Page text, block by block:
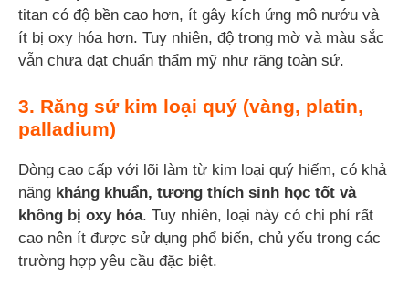
titan có độ bền cao hơn, ít gây kích ứng mô nướu và
ít bị oxy hóa hơn. Tuy nhiên, độ trong mờ và màu sắc
vẫn chưa đạt chuẩn thẩm mỹ như răng toàn sứ.
3. Răng sứ kim loại quý (vàng, platin,
palladium)
Dòng cao cấp với lõi làm từ kim loại quý hiếm, có khả
năng kháng khuẩn, tương thích sinh học tốt và
không bị oxy hóa. Tuy nhiên, loại này có chi phí rất
cao nên ít được sử dụng phổ biến, chủ yếu trong các
trường hợp yêu cầu đặc biệt.